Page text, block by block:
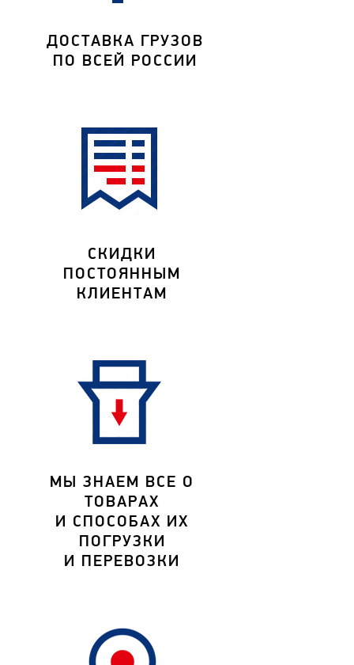
ДОСТАВКА ГРУЗОВ
ПО ВСЕЙ РОССИИ
СКИДКИ
ПОСТОЯННЫМ
КЛИЕНТАМ
МЫ ЗНАЕМ ВСЕ О
ТОВАРАХ
И СПОСОБАХ ИХ
ПОГРУЗКИ
И ПЕРЕВОЗКИ